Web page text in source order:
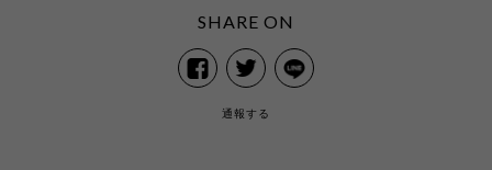
SHARE ON
通報する